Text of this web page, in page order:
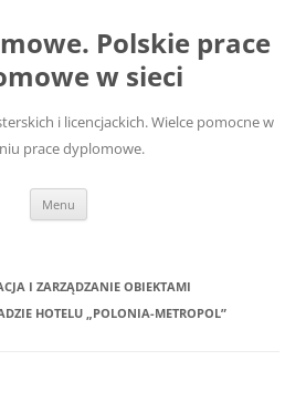
Polskie prace
w sieci
i licencjackich. Wielce pomocne w
prace dyplomowe.
Menu
I ZARZĄDZANIE OBIEKTAMI
HOTELU „POLONIA-METROPOL”